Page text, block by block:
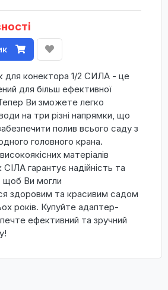
для конектора 1/2 СИЛА - це
для більш ефективної
Ви зможете легко
на три різні напрямки, що
полив всього саду з
головного крана.
матеріалів
гарантує надійність та
щоб Ви могли
здоровим та красивим садом
років. Купуйте адаптер-
ефективний та зручний